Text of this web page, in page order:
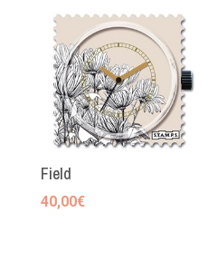
Field
40,00€